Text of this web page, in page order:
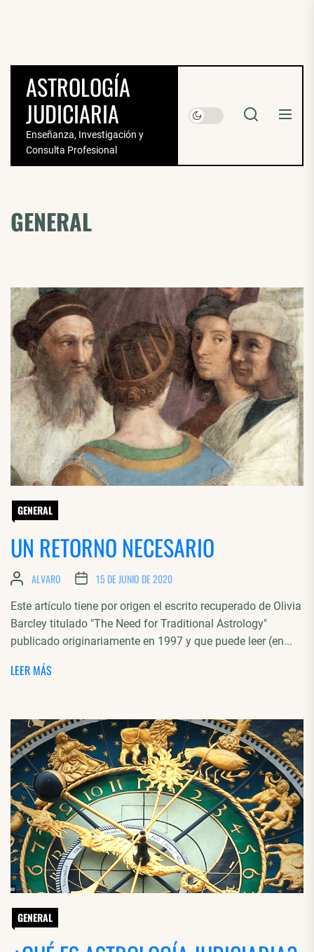
ASTROLOGÍA
JUDICIARIA
Enseñanza, Investigación y
Consulta Profesional
GENERAL
GENERAL
UN RETORNO NECESARIO
ALVARO 15 DE JUNIO DE 2020
Este artículo tiene por origen el escrito recuperado de Olivia
Barcley titulado "The Need for Traditional Astrology"
publicado originariamente en 1997 y que puede leer (en...
LEER MÁS
GENERAL
NAVEGACIÓN
DE
ENTRADAS